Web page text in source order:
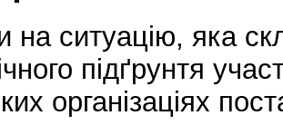
на ситуацію, яка
підґрунтя
організаціях